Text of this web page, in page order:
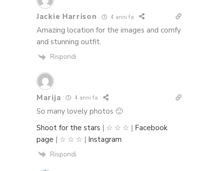
Jackie Harrison 4 anni fa
Amazing location for the images and comfy
and stunning outfit.
Rispondi
Marija 4 anni fa
So many lovely photos 🙂
Shoot for the stars | ☆ ☆ ☆ | Facebook
page | ☆ ☆ ☆ | Instagram
Rispondi